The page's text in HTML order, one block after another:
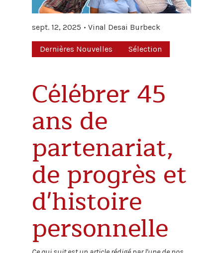
sept. 12, 2025 Vinal Desai Burbeck
Dernières Nouvelles Sélection
Célébrer 45
ans de
partenariat,
de progrès et
d'histoire
personnelle